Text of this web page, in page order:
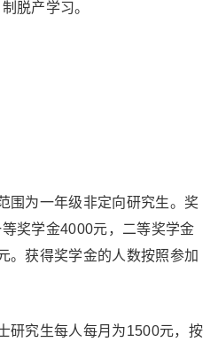
脱产学习。
围为一年级非定向研究生。奖
奖学金4000元，二等奖学金
。获得奖学金的人数按照参加
研究生每人每月为1500元，按